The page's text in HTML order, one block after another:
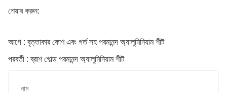
শেয়ার করুন:
আগে : বৃত্তাকার কোণ এবং গর্ত সহ পরমানন্দ অ্যালুমিনিয়াম শীট
পরবর্তী : ব্রাশ গোল্ড পরমানন্দ অ্যালুমিনিয়াম শীট
নাম